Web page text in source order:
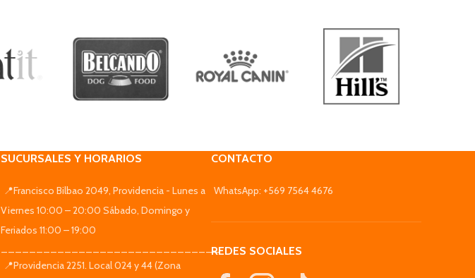
SUCURSALES Y HORARIOS
📍Francisco Bilbao 2049, Providencia - Lunes a
Viernes 10:00 – 20:00 Sábado, Domingo y
Feriados 11:00 – 19:00
_______________________________
📍Providencia 2251. Local 024 y 44 (Zona
CONTACTO
WhatsApp: +569 7564 4676
REDES SOCIALES